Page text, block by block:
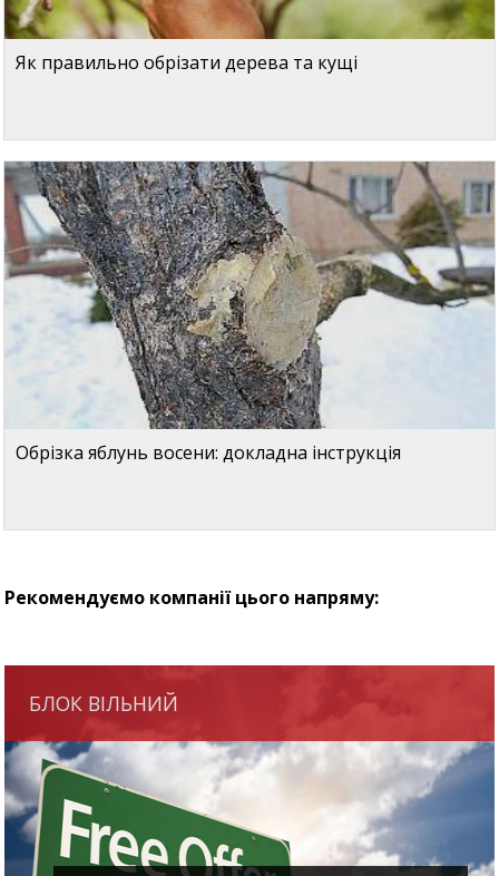
Як правильно обрізати дерева та кущі
Обрізка яблунь восени: докладна інструкція
Рекомендуємо компанії цього напряму:
БЛОК ВІЛЬНИЙ